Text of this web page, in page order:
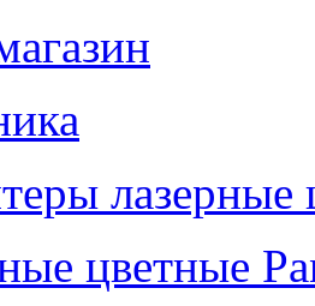
лазерные
цветные